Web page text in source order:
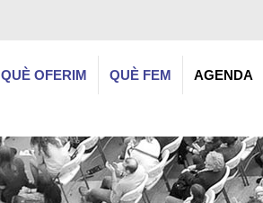
QUÈ OFERIM QUÈ FEM AGENDA